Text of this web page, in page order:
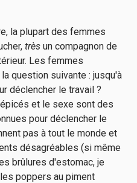
la plupart des femmes
très un compagnon de
Les femmes
question suivante : jusqu'à
déclencher le travail ?
et le sexe sont des
pour déclencher le
pas à tout le monde et
désagréables (si même
brûlures d'estomac, je
poppers au piment